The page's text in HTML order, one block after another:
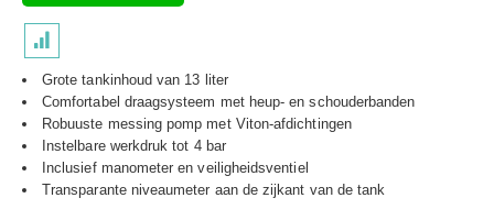
Grote tankinhoud van 13 liter
Comfortabel draagsysteem met heup- en schouderbanden
Robuuste messing pomp met Viton-afdichtingen
Instelbare werkdruk tot 4 bar
Inclusief manometer en veiligheidsventiel
Transparante niveaumeter aan de zijkant van de tank